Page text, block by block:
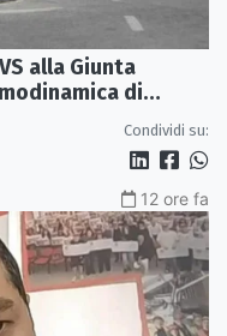
alla Giunta
di
Condividi su:
12 ore fa